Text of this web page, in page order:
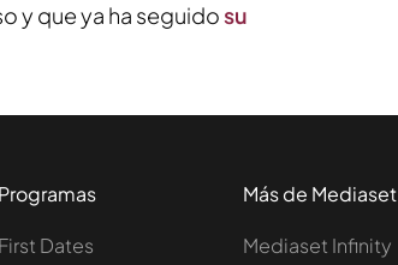
y que ya ha seguidosu
Programas
First Dates
Más de Mediaset
Mediaset Infinity